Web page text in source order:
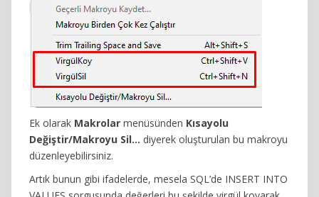
Ek olarak Makrolar menüsünden Kısayolu
Değiştir/Makroyu Sil… diyerek oluşturulan bu makroyu
düzenleyebilirsiniz.
Artık bunun gibi ifadelerde, mesela SQL’de INSERT INTO